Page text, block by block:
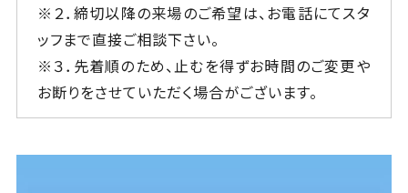
※２．締切以降の来場のご希望は、お電話にてスタ
ッフまで直接ご相談下さい。
※３．先着順のため、止むを得ずお時間のご変更や
お断りをさせていただく場合がございます。